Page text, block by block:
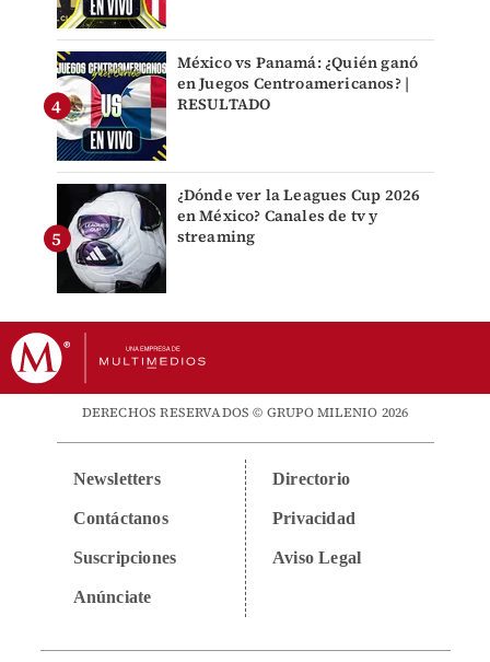
México vs Panamá: ¿Quién ganó
en Juegos Centroamericanos? |
RESULTADO
¿Dónde ver la Leagues Cup 2026
en México? Canales de tv y
streaming
DERECHOS RESERVADOS © GRUPO MILENIO 2026
Newsletters
Contáctanos
Suscripciones
Anúnciate
Directorio
Privacidad
Aviso Legal